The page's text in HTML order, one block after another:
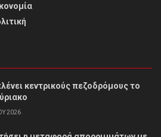
κεντρικούς πεζοδρόμους το
2026